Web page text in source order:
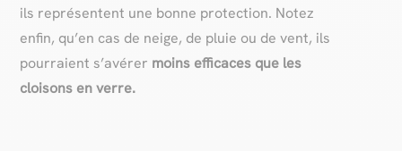
ils représentent une bonne protection. Notez
enfin, qu’en cas de neige, de pluie ou de vent, ils
pourraient s’avérer moins efficaces que les
cloisons en verre.